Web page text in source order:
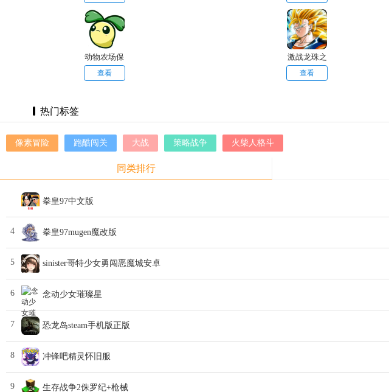
动物农场保
卫战宅宅萝
查看
激战龙珠之
悟空归来
查看
热门标签
像素冒险 跑酷闯关 大战 策略战争 火柴人格斗
同类排行
拳皇97中文版
4 拳皇97mugen魔改版
5 sinister哥特少女勇闯恶魔城安卓
6 念动少女璀璨星
7 恐龙岛steam手机版正版
8 冲锋吧精灵怀旧服
9 生存战争2侏罗纪+枪械